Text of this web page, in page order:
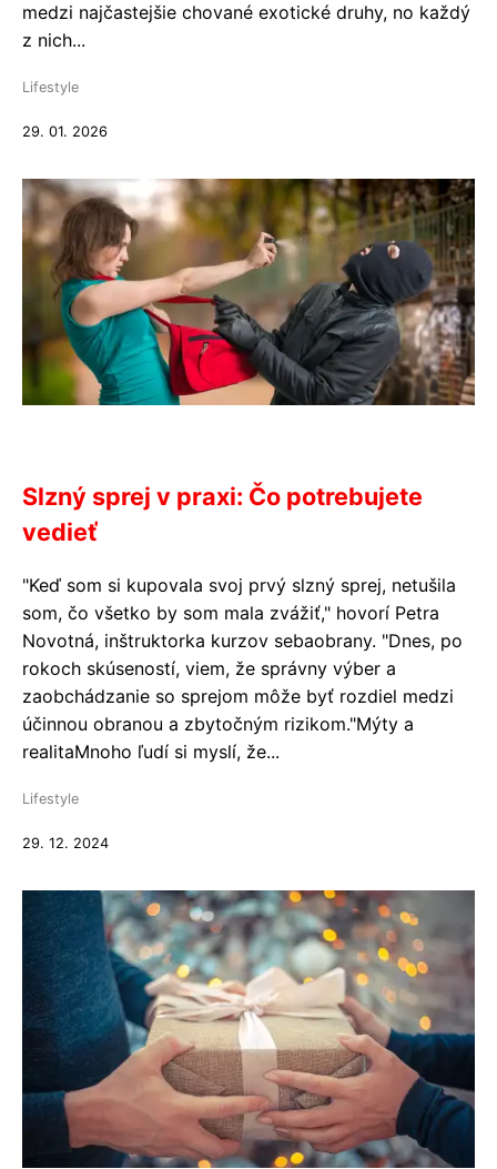
medzi najčastejšie chované exotické druhy, no každý
z nich...
Lifestyle
29. 01. 2026
Slzný sprej v praxi: Čo potrebujete
vedieť
"Keď som si kupovala svoj prvý slzný sprej, netušila
som, čo všetko by som mala zvážiť," hovorí Petra
Novotná, inštruktorka kurzov sebaobrany. "Dnes, po
rokoch skúseností, viem, že správny výber a
zaobchádzanie so sprejom môže byť rozdiel medzi
účinnou obranou a zbytočným rizikom."Mýty a
realitaMnoho ľudí si myslí, že...
Lifestyle
29. 12. 2024